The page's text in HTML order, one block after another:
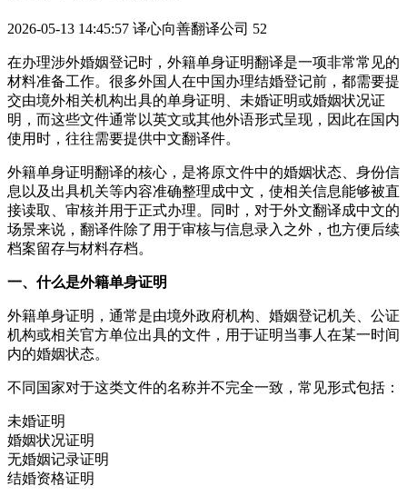
2026-05-13 14:45:57 译心向善翻译公司 52
在办理涉外婚姻登记时，外籍单身证明翻译是一项非常常见的
材料准备工作。很多外国人在中国办理结婚登记前，都需要提
交由境外相关机构出具的单身证明、未婚证明或婚姻状况证
明，而这些文件通常以英文或其他外语形式呈现，因此在国内
使用时，往往需要提供中文翻译件。
外籍单身证明翻译的核心，是将原文件中的婚姻状态、身份信
息以及出具机关等内容准确整理成中文，使相关信息能够被直
接读取、审核并用于正式办理。同时，对于外文翻译成中文的
场景来说，翻译件除了用于审核与信息录入之外，也方便后续
档案留存与材料存档。
一、什么是外籍单身证明
外籍单身证明，通常是由境外政府机构、婚姻登记机关、公证
机构或相关官方单位出具的文件，用于证明当事人在某一时间
内的婚姻状态。
不同国家对于这类文件的名称并不完全一致，常见形式包括：
未婚证明
婚姻状况证明
无婚姻记录证明
结婚资格证明